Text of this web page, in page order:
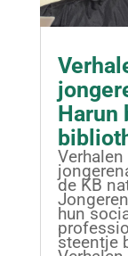
Harun
Verhalen
de KB
hun
steentje